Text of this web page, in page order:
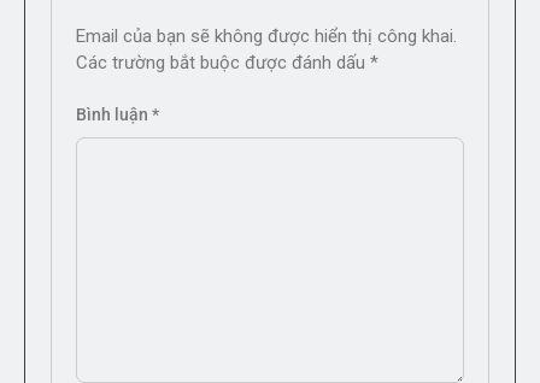
Email của bạn sẽ không được hiển thị công khai.
Các trường bắt buộc được đánh dấu *
Bình luận *